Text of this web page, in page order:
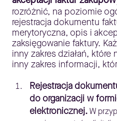
rozróżnić, na poziomie
rejestracja dokumentu
merytoryczna, opis i
zaksięgowanie faktury.
inny zakres działań, które
inny zakres informacji,
Rejestracja
do organizacji w
elektronicznej.W